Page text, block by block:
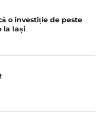
o investiție de peste
la Iași